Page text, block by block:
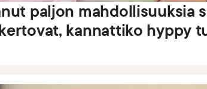
paljon mahdollisuuksia
kannattiko hyppy